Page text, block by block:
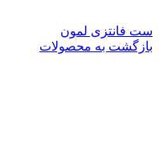
ست فانتزی لمون
بازگشت به محصولات